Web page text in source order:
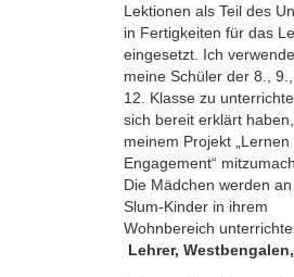
Lektionen als Teil des
in Fertigkeiten für das
eingesetzt. Ich
meine Schüler der 8.,
12. Klasse zu
sich bereit erklärt
meinem Projekt „Lernen
Engagement“
Die Mädchen werden
Slum-Kinder in ihrem
Wohnbereich
Lehrer,